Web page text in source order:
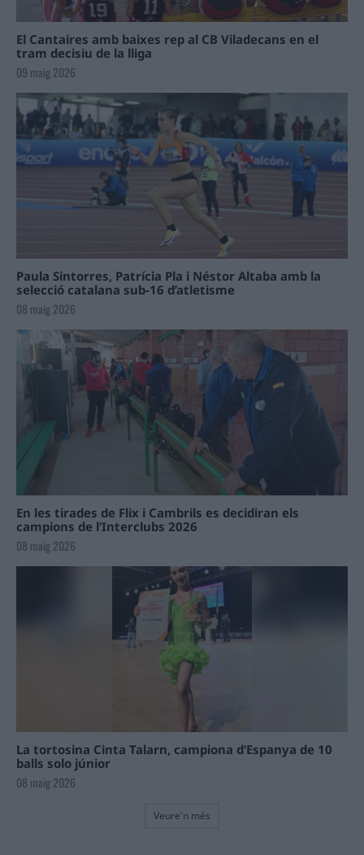
El Cantaires amb baixes rep al CB Viladecans en el
tram decisiu de la lliga
09 maig 2026
Paula Sintorres, Patrícia Pla i Néstor Altaba amb la
selecció catalana sub-16 d’atletisme
08 maig 2026
En les tirades de Flix i Cambrils es decidiran els
campions de l’Interclubs 2026
08 maig 2026
La tortosina Cinta Talarn, campiona d’Espanya de 10
balls solo júnior
08 maig 2026
Veure'n més